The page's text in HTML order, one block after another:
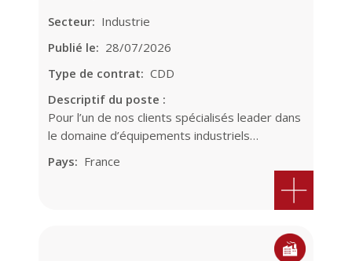
Secteur
Industrie
Publié le
28/07/2026
Type de contrat
CDD
Descriptif du poste :
Pour l’un de nos clients spécialisés leader dans
le domaine d’équipements industriels…
Pays
France